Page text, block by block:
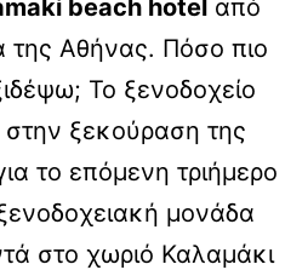
beach hotel από
της Αθήνας. Πόσο πιο
Το ξενοδοχείο
ξεκούραση της
το επόμενη τριήμερο
μονάδα
στο χωριό Καλαμάκι